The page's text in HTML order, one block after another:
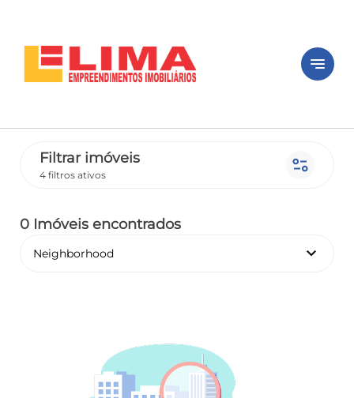
notes
Filtrar imóveis
4 filtros ativos page_info
0 Imóveis encontrados
Neighborhood keyboard_arrow_down